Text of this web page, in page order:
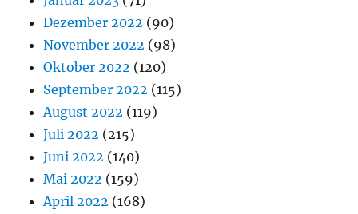
Dezember 2022 (90)
November 2022 (98)
Oktober 2022 (120)
September 2022 (115)
August 2022 (119)
Juli 2022 (215)
Juni 2022 (140)
Mai 2022 (159)
April 2022 (168)